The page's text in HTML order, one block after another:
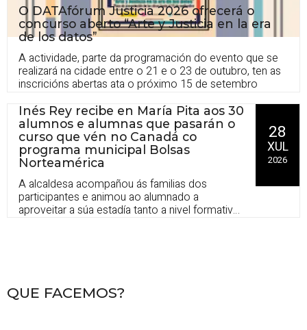
O DATAfórum Justicia 2026 ofrecerá o
concurso aberto “Arte y Justicia en la era
de los datos”
A actividade, parte da programación do evento que se
realizará na cidade entre o 21 e o 23 de outubro, ten as
inscricións abertas ata o próximo 15 de setembro
28
XUL
2026
Inés Rey recibe en María Pita aos 30
alumnos e alumnas que pasarán o
curso que vén no Canadá co
programa municipal Bolsas
Norteamérica
A alcaldesa acompañou ás familias dos
participantes e animou ao alumnado a
aproveitar a súa estadía tanto a nivel formativo
QUE FACEMOS?